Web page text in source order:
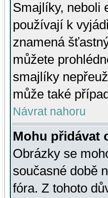
Smajlíky, neboli
používají k
znamená
můžete
smajlíky
může také
Návrat nahoru
Mohu přidávat
Obrázky se
současné době
fóra. Z tohoto